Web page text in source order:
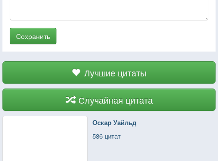
Сохранить
Лучшие цитаты
Случайная цитата
Оскар Уайльд
586 цитат